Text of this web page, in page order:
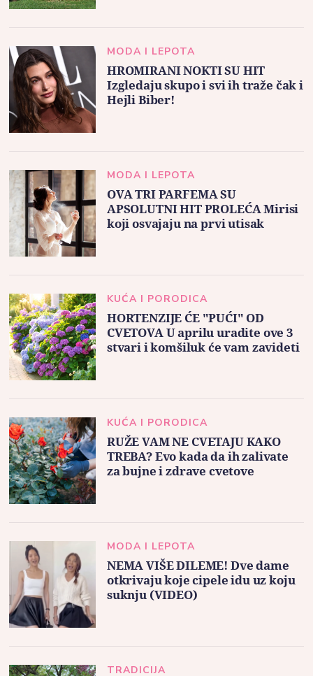
MODA I LEPOTA
HROMIRANI NOKTI SU HIT
Izgledaju skupo i svi ih traže čak i
Hejli Biber!
MODA I LEPOTA
OVA TRI PARFEMA SU
APSOLUTNI HIT PROLEĆA Mirisi
koji osvajaju na prvi utisak
KUĆA I PORODICA
HORTENZIJE ĆE "PUĆI" OD
CVETOVA U aprilu uradite ove 3
stvari i komšiluk će vam zavideti
KUĆA I PORODICA
RUŽE VAM NE CVETAJU KAKO
TREBA? Evo kada da ih zalivate
za bujne i zdrave cvetove
MODA I LEPOTA
NEMA VIŠE DILEME! Dve dame
otkrivaju koje cipele idu uz koju
suknju (VIDEO)
TRADICIJA